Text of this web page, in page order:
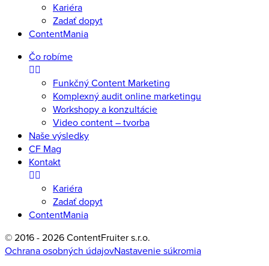
Kariéra
Zadať dopyt
ContentMania
Čo robíme
Funkčný Content Marketing
Komplexný audit online marketingu
Workshopy a konzultácie
Video content – tvorba
Naše výsledky
CF Mag
Kontakt
Kariéra
Zadať dopyt
ContentMania
© 2016 - 2026 ContentFruiter s.r.o.
Ochrana osobných údajovNastavenie súkromia